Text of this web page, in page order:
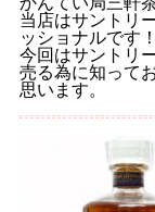
当店はサントリ
ッショナルです！
今回はサントリ
売る為に知って
思います。